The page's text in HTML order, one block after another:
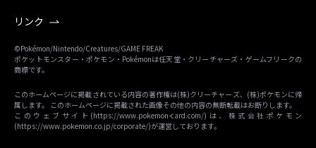
リンク
©Pokémon/Nintendo/Creatures/GAME FREAK
ポケットモンスター・ポケモン・Pokémonは任天堂・クリーチャーズ・ゲームフリークの
商標です。
このホームページに掲載されている内容の著作権は(株)クリーチャーズ、(株)ポケモンに帰
属します。 このホームページに掲載された画像その他の内容の無断転載はお断りします。
このウェブサイト(https://www.pokemon-card.com/)は、株式会社ポケモン
(https://www.pokemon.co.jp/corporate/)が運営しております。